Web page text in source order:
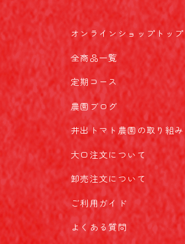
オンラインショップトップ
全商品一覧
定期コース
農園ブログ
井出トマト農園の取り組み
大口注文について
卸売注文について
ご利用ガイド
よくある質問